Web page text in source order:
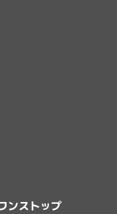
ンストップ